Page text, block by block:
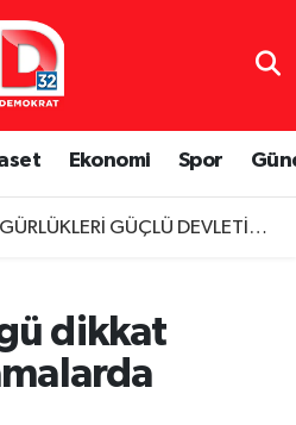
Ekonomi Spor
GÜÇLÜ DEVLETİN TEMELİDİR
dikkat
ve Fikstür